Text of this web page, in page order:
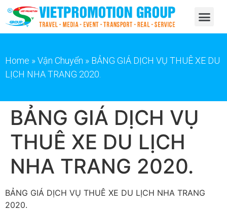
Home »Vận Chuyển » BẢNG GIÁ DỊCH VỤ THUÊ XE DU
LỊCH NHA TRANG 2020.
BẢNG GIÁ DỊCH VỤ
THUÊ XE DU LỊCH
NHA TRANG 2020.
BẢNG GIÁ DỊCH VỤ THUÊ XE DU LỊCH NHA TRANG
2020.